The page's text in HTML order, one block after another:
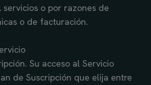
servicios o por razones de
o de facturación.
Su acceso al Servicio
de Suscripción que elija entre